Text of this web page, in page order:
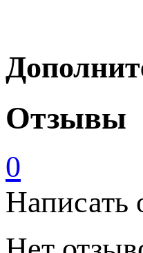
Отзывы
0
Написать